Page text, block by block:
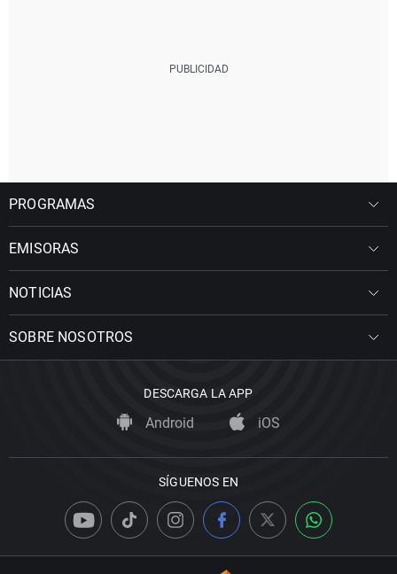
PROGRAMAS
EMISORAS
NOTICIAS
SOBRE NOSOTROS
DESCARGA LA APP
Android iOS
SÍGUENOS EN